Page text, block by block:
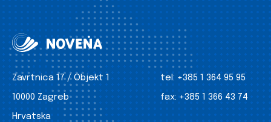
Zavrtnica 17 / Objekt 1
10000 Zagreb
Hrvatska
tel: +385 1 364 95 95
fax: +385 1 366 43 74